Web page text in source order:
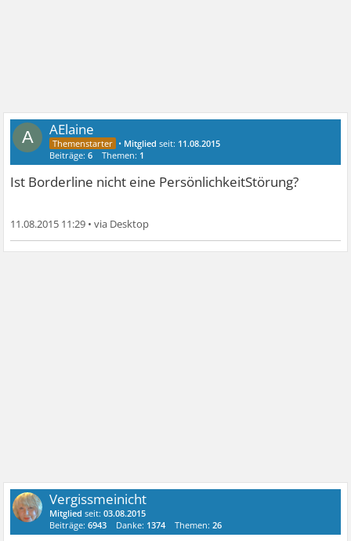
A AElaine
• Mitglied seit: 11.08.2015
Beiträge:6 Themen: 1
Ist Borderline nicht eine PersönlichkeitStörung?
11.08.2015 11:29 •
Vergissmeinicht
Mitglied seit:03.08.2015
Beiträge:6943 Danke: 1374 Themen:26